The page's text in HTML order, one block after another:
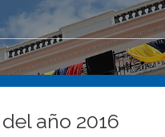
año 2016